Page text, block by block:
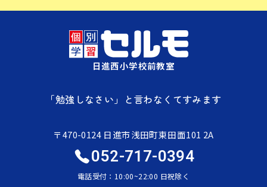
日進西小学校前教室
「勉強しなさい」と言わなくてすみます
〒470-0124 日進市浅田町東田面101 2A
052-717-0394
電話受付：10:00~22:00 日祝除く